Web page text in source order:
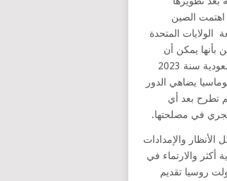
اهتمت الصين
المتحدة
بأنها يمكن أن
تكون وسيطا دبلوماسيا شانها شأن الولايات المتحدة الأمريكية فقد صالحت بين إيران والسعودية سنة 2023
يضاهي الدور
تطرح بعد أي
في مصلحتها.
والإمدادات
والارتماء في
روسيا تقديم